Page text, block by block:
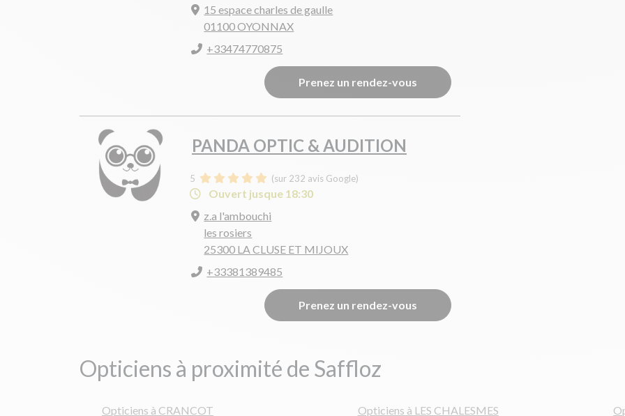
15 espace charles de gaulle
01100 OYONNAX
+33474770875
Prenez un rendez-vous
PANDA OPTIC & AUDITION
5 (sur 232 avis Google)
Ouvert jusque 18:30
z.a l'ambouchi
les rosiers
25300 LA CLUSE ET MIJOUX
+33381389485
Prenez un rendez-vous
Opticiens à proximité de Saffloz
Opticiens à CRANCOT Opticiens à LES CHALESMES